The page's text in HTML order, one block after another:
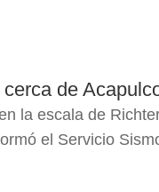
de
la escala de
el Servicio